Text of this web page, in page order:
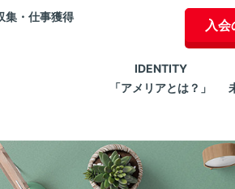
集・仕事獲得
入会
IDENTITY
「アメリアとは？」